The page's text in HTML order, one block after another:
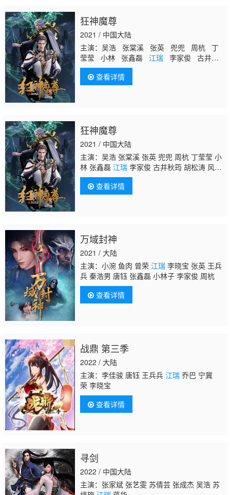
狂神魔尊
2021 / 中国大陆
主演：吴浩 张棠溪 张英 兜兜 周杭 丁
莹莹 小林 张鑫磊 江瑞李家俊 古井秋
筠 胡松涛 风语 王冰冰 梦楠 唐钰
查看详情
狂神魔尊
2021 / 中国大陆
主演：吴浩 张棠溪 张英 兜兜 周杭 丁莹莹 小
林 张鑫磊 江瑞李家俊 古井秋筠 胡松涛 风
语 王冰冰 梦楠 唐钰
查看详情
万域封神
2021 / 大陆
主演：小涴 鱼肉 曾荣 江瑞李晓宝 张英 王兵
兵 秦浩男 唐钰 张鑫磊 小林子 李家俊 周杭
查看详情
战鼎 第三季
2022 / 大陆
主演：李佳骏 唐钰 王兵兵 江瑞乔巴 宁冀
荣 李晓宝
查看详情
寻剑
2022 / 中国大陆
主演：张家斌 张艺雯 苏倩芸 张成杰 吴浩 苏